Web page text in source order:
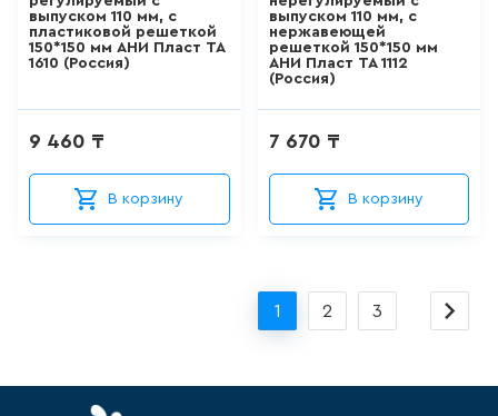
ШТОРКИ СТЕКЛЯННЫЕ
НАПОЛЬНЫЕ
ОТДЕЛЬНОСТОЯЩИЕ
товаров
Niersi
VIANT
DIVIC
RAGLO
Двин
выпуском 110 мм, с
пластиковой решеткой
150*150 мм АНИ Пласт TA
1610 (Россия)
9 460 ₸
В корзину
выпуском 110 мм, с
нержавеющей
решеткой 150*150 мм
АНИ Пласт TA 1112
(Россия)
7 670 ₸
В корзину
1 2 3